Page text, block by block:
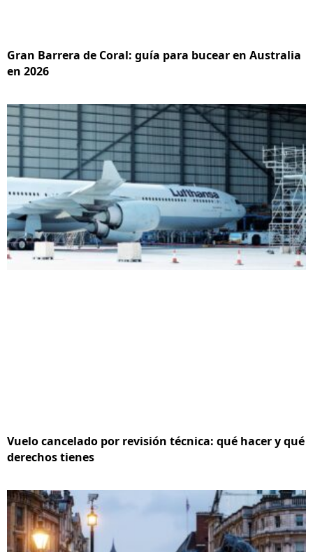
Gran Barrera de Coral: guía para bucear en Australia
en 2026
Vuelo cancelado por revisión técnica: qué hacer y qué
derechos tienes